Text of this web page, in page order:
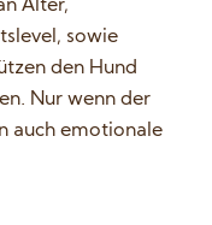
Alter,
sowie
den Hund
Nur wenn der
auch emotionale